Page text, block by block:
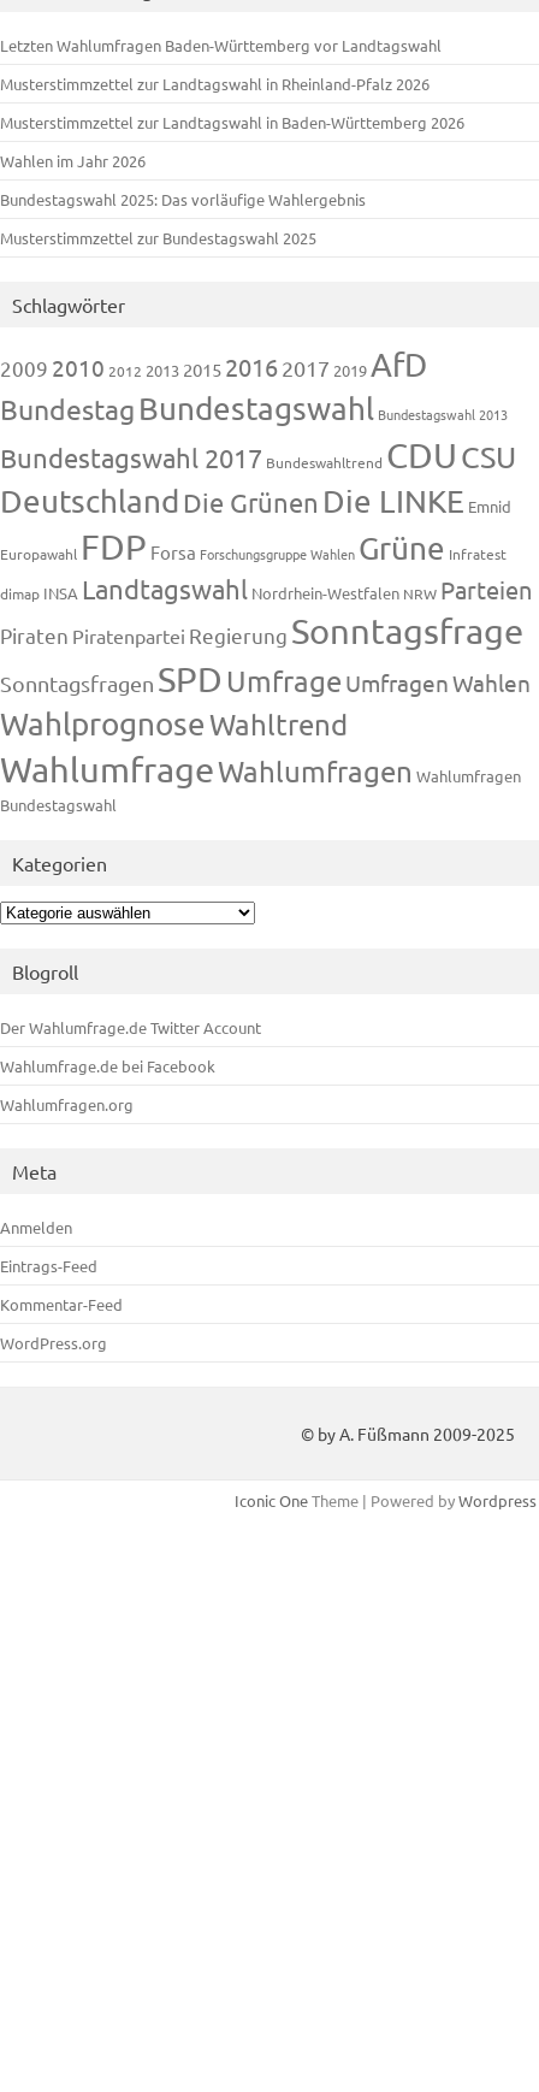
Letzten Wahlumfragen Baden-Württemberg vor Landtagswahl
Musterstimmzettel zur Landtagswahl in Rheinland-Pfalz 2026
Musterstimmzettel zur Landtagswahl in Baden-Württemberg 2026
Wahlen im Jahr 2026
Bundestagswahl 2025: Das vorläufige Wahlergebnis
Musterstimmzettel zur Bundestagswahl 2025
Schlagwörter
2009 2010 2012 2013 2015 20162017 2019AfD
Bundestag Bundestagswahl Bundestagswahl 2013
Bundestagswahl 2017 Bundeswahltrend CDUCSU
Deutschland Die Grünen Die LINKE Emnid
Europawahl FDP Forsa Forschungsgruppe Wahlen Grüne Infratest
dimap INSA Landtagswahl Nordrhein-Westfalen NRW Parteien
Piraten Piratenpartei Regierung Sonntagsfrage
Sonntagsfragen SPD Umfrage UmfragenWahlen
WahlprognoseWahltrend
WahlumfrageWahlumfragen Wahlumfragen
Bundestagswahl
Kategorien
Kategorien
Blogroll
Der Wahlumfrage.de Twitter Account
Wahlumfrage.de bei Facebook
Wahlumfragen.org
Meta
Anmelden
Eintrags-Feed
Kommentar-Feed
WordPress.org
© by A. Füßmann 2009-2025
Iconic OneTheme | Powered byWordpress